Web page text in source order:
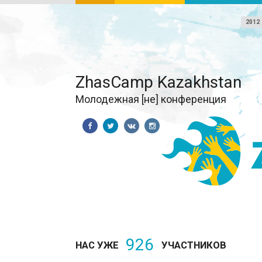
2012
ZhasCamp Kazakhstan
Молодежная [не] конференция
НАС УЖЕ 926 УЧАСТНИКОВ